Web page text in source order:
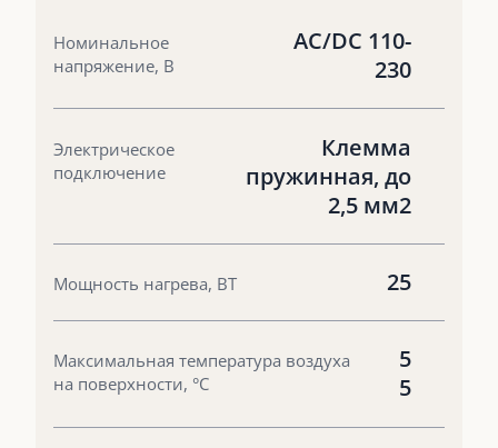
Номинальное
напряжение, В
AC/DC 110-
230
Электрическое
подключение
Клемма
пружинная, до
2,5 мм2
Мощность нагрева, ВТ 25
Максимальная температура воздуха
на поверхности, °С
5
5